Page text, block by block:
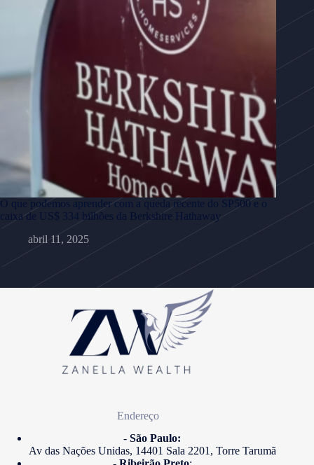
O que podemos aprender com a queda recente do SP500 e o
caixa de US$ 334 bilhões da Berkshire Hathaway
abril 11, 2025
Endereço
- São Paulo:
Av das Nações Unidas, 14401 Sala 2201, Torre Tarumã